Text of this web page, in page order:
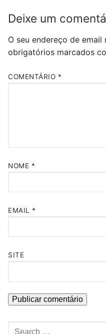
Deixe um
O seu endereço de
obrigatórios marcados
COMENTÁRIO *
NOME *
EMAIL *
SITE
Pesquisar